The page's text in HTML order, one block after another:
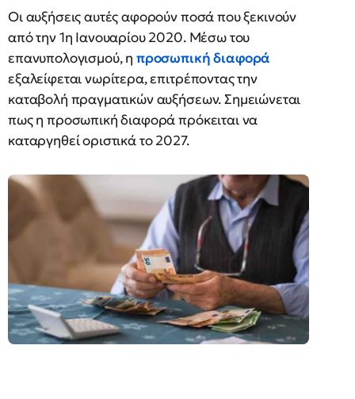
Οι αυξήσεις αυτές αφορούν ποσά που ξεκινούν
από την 1η Ιανουαρίου 2020. Μέσω του
επανυπολογισμού, η προσωπική διαφορά
εξαλείφεται νωρίτερα, επιτρέποντας την
καταβολή πραγματικών αυξήσεων. Σημειώνεται
πως η προσωπική διαφορά πρόκειται να
καταργηθεί οριστικά το 2027.